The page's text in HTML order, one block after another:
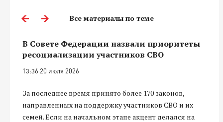
Все материалы по теме
В Совете Федерации назвали приоритеты
ресоциализации участников СВО
13:36 20 июля 2026
За последнее время принято более 170 законов,
направленных на поддержку участников СВО и их
семей. Если на начальном этапе акцент делался на